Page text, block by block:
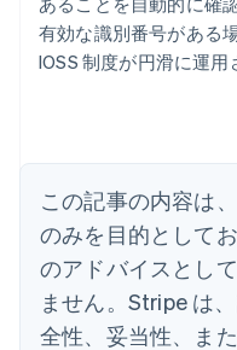
有効な識別番号がある
IOSS 制度が円滑に運用
この記事の内容は
のみを目的として
のアドバイスとし
ません。Stripe は
全性、妥当性、ま
アイルランド
アラブ首長国連邦
English
イギリス
English
イタリア
Italiano English
インド
English